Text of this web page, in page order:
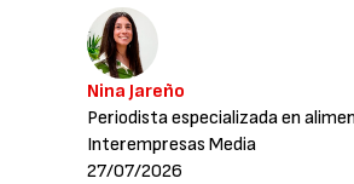
Nina Jareño
Periodista especializada en
Interempresas Media
27/07/2026